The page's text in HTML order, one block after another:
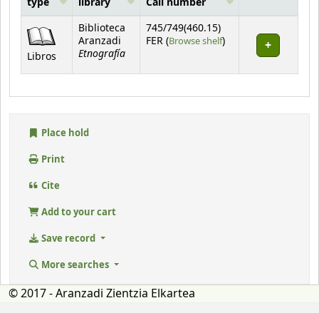
Holdings
type
library
Call number
Libros
Biblioteca
Aranzadi
Etnografía
745/749(460.15)
FER (Browse shelf(Opens below)
)
Place hold
Print
Cite
Add to your cart
Save record
More searches
© 2017 - Aranzadi Zientzia Elkartea